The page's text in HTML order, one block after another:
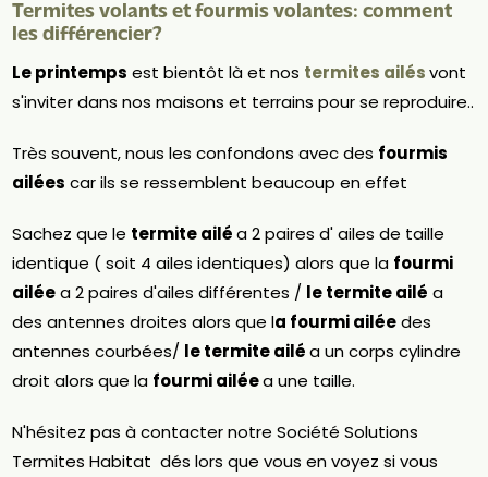
Termites volants et fourmis volantes: comment
les différencier?
Le printemps est bientôt là et nos termites ailés vont
s'inviter dans nos maisons et terrains pour se reproduire..
Très souvent, nous les confondons avec des fourmis
ailées car ils se ressemblent beaucoup en effet
Sachez que le termite ailéa 2 paires d' ailes de taille
identique ( soit 4 ailes identiques) alors que la fourmi
ailéea 2 paires d'ailes différentes / le termite ailé a
des antennes droites alors que la fourmi ailéedes
antennes courbées/ le termite ailéa un corps cylindre
droit alors que la fourmi ailéea une taille.
N'hésitez pas à contacter notre Société Solutions
Termites Habitat dés lors que vous en voyez si vous